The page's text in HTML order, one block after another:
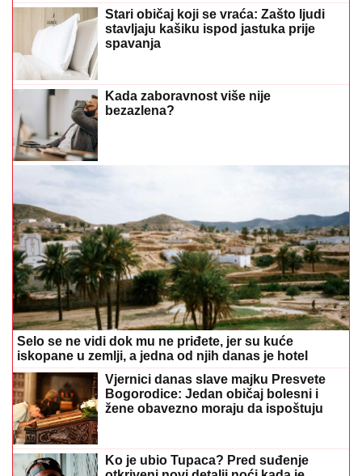
Stari običaj koji se vraća: Zašto ljudi
stavljaju kašiku ispod jastuka prije
spavanja
Kada zaboravnost više nije
bezazlena?
Selo se ne vidi dok mu ne priđete, jer su kuće
iskopane u zemlji, a jedna od njih danas je hotel
Vjernici danas slave majku Presvete
Bogorodice: Jedan običaj bolesni i
žene obavezno moraju da ispoštuju
Ko je ubio Tupaca? Pred suđenje